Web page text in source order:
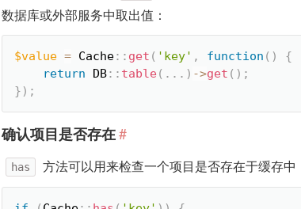
数据库或外部服务中取出值：
$value = Cache:: get ( 'key' , function ( )
{
return
DB:: table( . . . ) ->get ( ) ;
} ) ;
确认项目是否存在#
has 方法可以用来检查一个项目是否存在于缓存中